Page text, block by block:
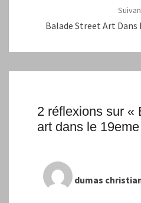
Balade Street Art Dans
2 réflexions sur «
art dans le
dumas